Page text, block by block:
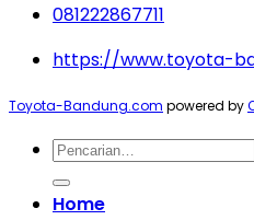
081222867711
https://www.toyota-
Toyota-Bandung.com powered by
Pencarian
untuk:
Home